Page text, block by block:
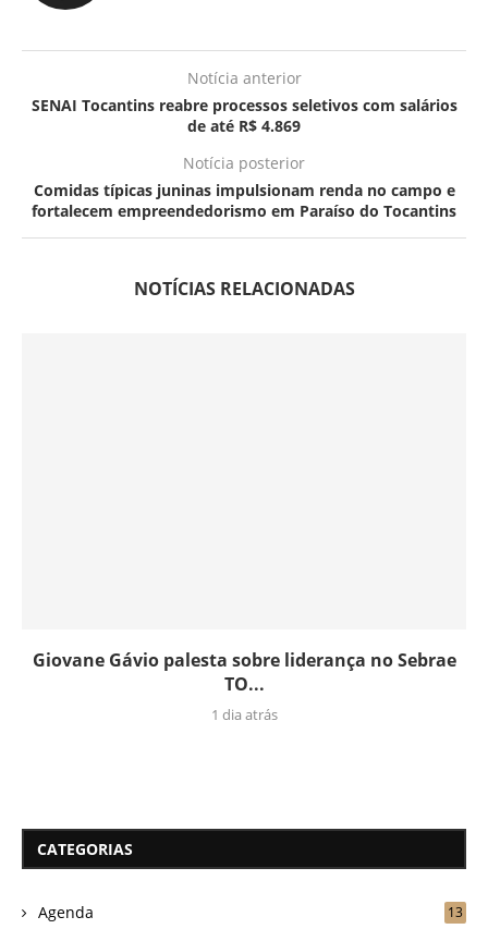
Notícia anterior
SENAI Tocantins reabre processos seletivos com salários
de até R$ 4.869
Notícia posterior
Comidas típicas juninas impulsionam renda no campo e
fortalecem empreendedorismo em Paraíso do Tocantins
NOTÍCIAS RELACIONADAS
Giovane Gávio palesta sobre liderança no Sebrae
TO...
1 dia atrás
CATEGORIAS
Agenda 13